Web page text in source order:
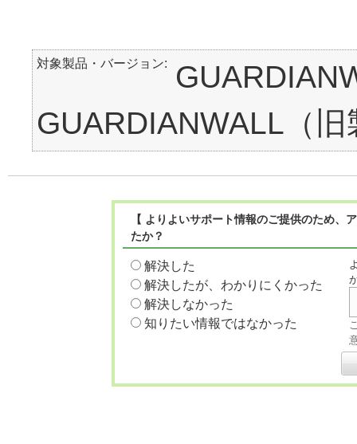
対象製品・バージョン
GUARDIANWALL（旧
【 よりよいサポート情報のご提供のため、
たか？
解決した
解決したが、わかりにくかった
解決しなかった
知りたい情報ではなかった